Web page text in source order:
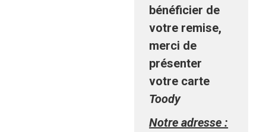
bénéficier de
votre remise,
merci de
présenter
votre carte
Toody
Notre adresse :